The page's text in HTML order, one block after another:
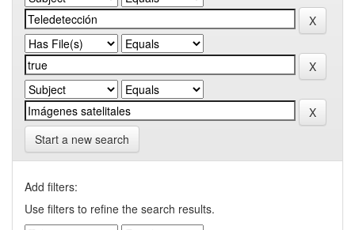
Start a new search
Add filters:
Use filters to refine the search results.